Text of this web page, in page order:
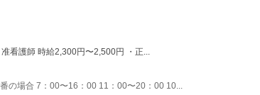
看護師 時給2,300円〜2,500円 ・正...
場合 7：00〜16：00 11：00〜20：00 10...